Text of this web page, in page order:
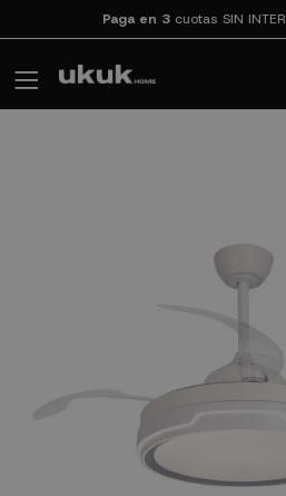
Paga en 3cuotas SIN